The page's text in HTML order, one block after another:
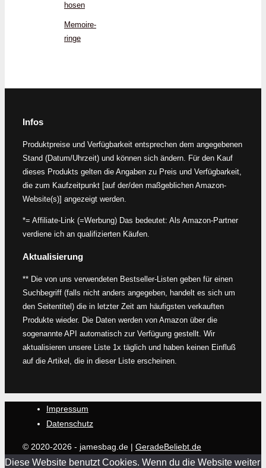
hosen
Memoire­
ringe
Infos
Produktpreise und Verfügbarkeit entsprechen dem angegebenen
Stand (Datum/Uhrzeit) und können sich ändern. Für den Kauf
dieses Produkts gelten die Angaben zu Preis und Verfügbarkeit,
die zum Kaufzeitpunkt [auf der/den maßgeblichen Amazon-
Website(s)] angezeigt werden.
*= Affiliate-Link (=Werbung) Das bedeutet: Als Amazon-Partner
verdiene ich an qualifizierten Käufen.
Aktualisierung
** Die von uns verwendeten Bestseller-Listen geben für einen
Suchbegriff (falls nicht anders angegeben, handelt es sich um
den Seitentitel) die in letzter Zeit am häufigsten verkauften
Produkte wieder. Die Daten werden von Amazon über die
sogenannte API automatisch zur Verfügung gestellt. Wir
aktualisieren unsere Liste 1x täglich und haben keinen Einfluß
auf die Artikel, die in dieser Liste erscheinen.
Impressum
Datenschutz
© 2020-2026 - jamesbag.de | GeradeBeliebt.de
Diese Website benutzt Cookies. Wenn du die Website weiter